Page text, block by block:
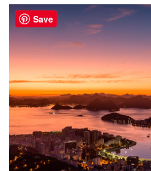
Save